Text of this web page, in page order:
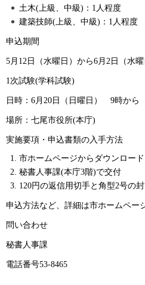
土木(上級、中級)：1人程度
建築技師(上級、中級)：1人程度
申込期間
5月12日（水曜日）から6月2日（水
1次試験(学科試験)
日時：6月20日（日曜日） 9時から
場所：七尾市役所(本庁)
実施要項・申込書類の入手方法
市ホームページからダウンロード
秘書人事課(本庁3階)で交付
120円の返信用切手と角型2号の
申込方法など、詳細は市ホームペー
問い合わせ
秘書人事課
電話番号53-8465